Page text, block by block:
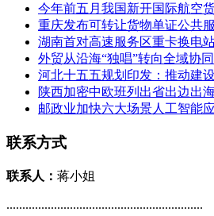
今年前五月我国新开国际航空
重庆发布可转让货物单证公共
湖南首对高速服务区重卡换电
外贸从沿海“独唱”转向全域协
河北十五五规划印发：推动建
陕西加密中欧班列出省出边出
邮政业加快六大场景人工智能应
联系方式
联系人： 蒋小姐
..............................................................